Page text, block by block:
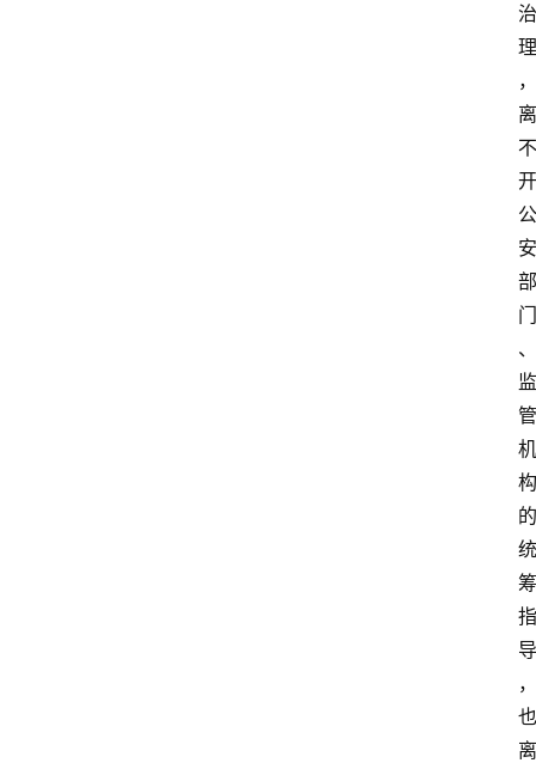
治
理
，
离
不
开
公
安
部
门
、
监
管
机
构
的
统
筹
指
导
，
也
离